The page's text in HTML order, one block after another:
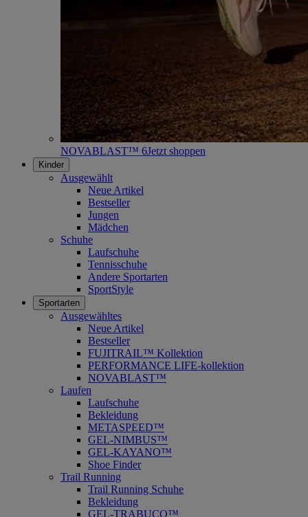
NOVABLAST™ 6Jetzt shoppen
Kinder
Ausgewählt
Neue Artikel
Bestseller
Jungen
Mädchen
Schuhe
Laufschuhe
Tennisschuhe
Andere Sportarten
SportStyle
Sportarten
Ausgewähltes
Neue Artikel
Bestseller
FUJITRAIL™ Kollektion
PERFORMANCE LIFE-kollektion
NOVABLAST™
Laufen
Laufschuhe
Bekleidung
METASPEED™
GEL-NIMBUS™
GEL-KAYANO™
Shoe Finder
Trail Running
Trail Running Schuhe
Bekleidung
GEL-TRABUCO™